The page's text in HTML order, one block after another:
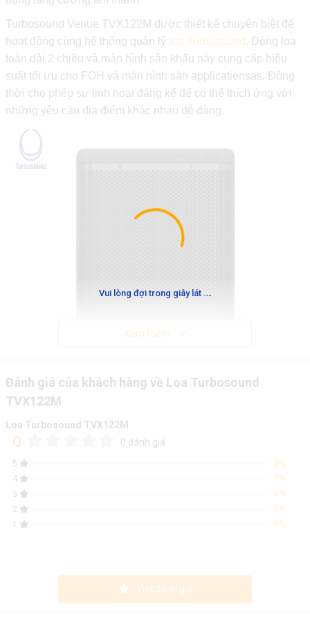
Vui lòng đợi trong giây lát ...
Turbosound Venue TVX122M được thiết kế chuyên biệt để
hoạt động cùng hệ thống quản lý loa Turbosound . Dòng loa
toàn dải 2 chiều và màn hình sân khấu này cung cấp hiệu
suất tối ưu cho FOH và màn hình sàn applicationsas. Đồng
thời cho phép sự linh hoạt đáng kể để có thể thích ứng với
những yêu cầu địa điểm khác nhau dễ dàng.
Turbosound TVX122M – ưu điểm về thiết kế:
Xem thêm
Đánh giá của khách hàng về Loa Turbosound
TVX122M
Loa Turbosound TVX122M
0 0 đánh giá
5
0%
4
0%
3
0%
2
0%
1
0%
Viết đánh giá